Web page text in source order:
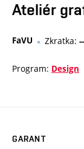
Ateliér
FaVU Zkratka:
Program: Design
GARANT